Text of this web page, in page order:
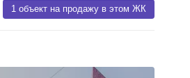
1 объект на продажу в этом ЖК